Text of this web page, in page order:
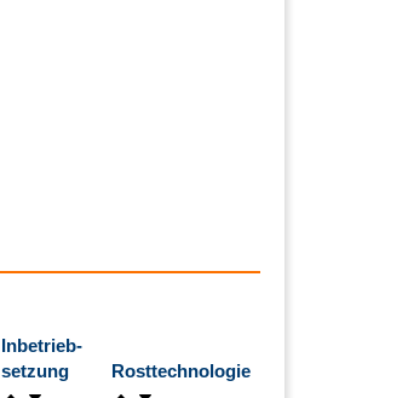
Inbetrieb-
setzung
Rosttechnologie